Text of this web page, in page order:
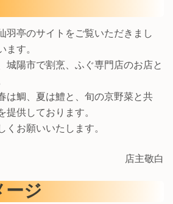
羽亭のサイトをご覧いただきまし
す。
城陽市で割烹、ふぐ専門店のお店と
は鯛、夏は鱧と、旬の京野菜と共
提供しております。
お願いいたします。
店主敬白
ージ